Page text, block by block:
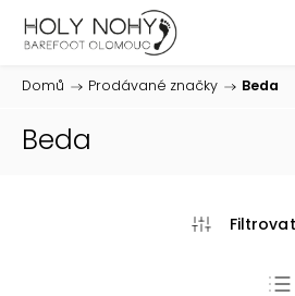
Domů / Prodávané značky / Beda
Beda